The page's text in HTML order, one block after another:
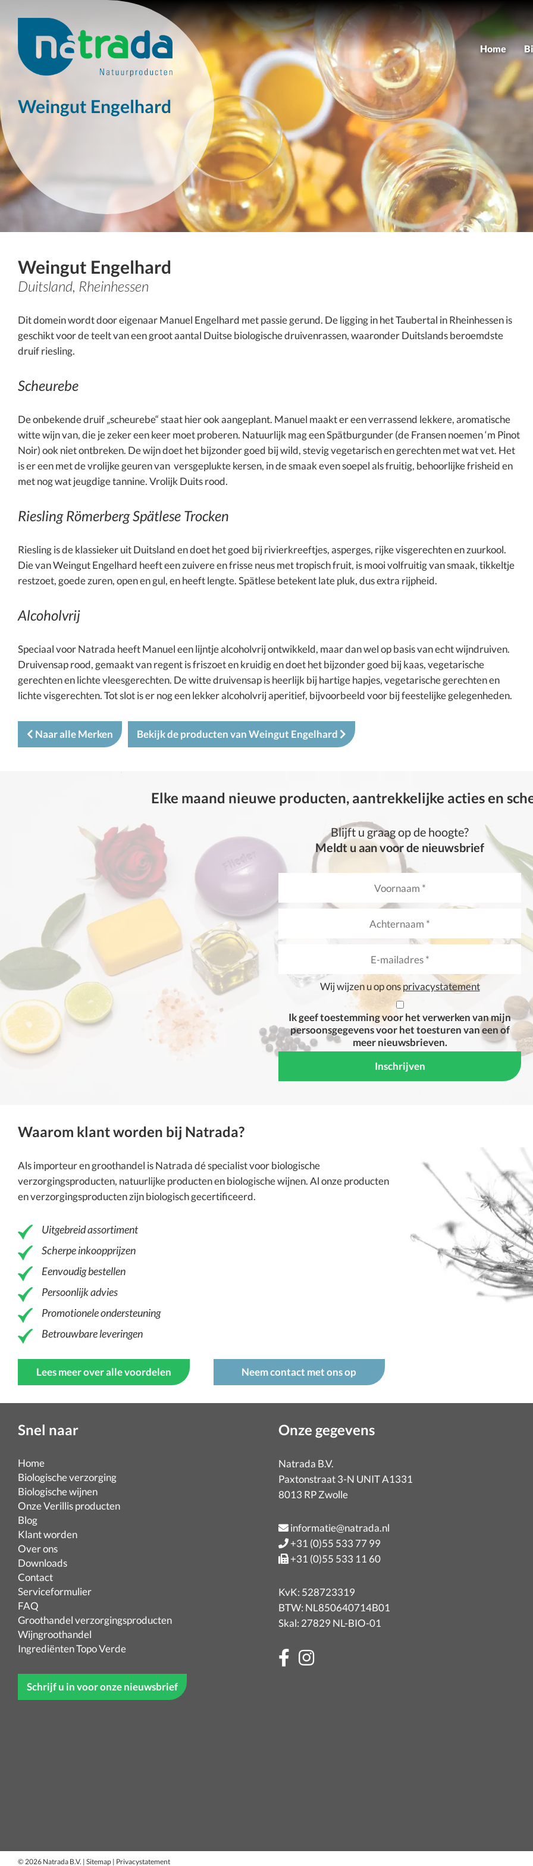
Weingut Engelhard
Home
Weingut Engelhard
Duitsland, Rheinhessen
Dit domein wordt door eigenaar Manuel Engelhard met passie gerund. De ligging in het Taubertal in Rheinhessen is
geschikt voor de teelt van een groot aantal Duitse biologische druivenrassen, waaronder Duitslands beroemdste
druif riesling.
Scheurebe
De onbekende druif „scheurebe“ staat hier ook aangeplant. Manuel maakt er een verrassend lekkere, aromatische
witte wijn van, die je zeker een keer moet proberen. Natuurlijk mag een Spätburgunder (de Fransen noemen ‘m Pinot
Noir) ook niet ontbreken. De wijn doet het bijzonder goed bij wild, stevig vegetarisch en gerechten met wat vet. Het
is er een met de vrolijke geuren van versgeplukte kersen, in de smaak even soepel als fruitig, behoorlijke frisheid en
met nog wat jeugdige tannine. Vrolijk Duits rood.
Riesling Römerberg Spätlese Trocken
Riesling is de klassieker uit Duitsland en doet het goed bij rivierkreeftjes, asperges, rijke visgerechten en zuurkool.
Die van Weingut Engelhard heeft een zuivere en frisse neus met tropisch fruit, is mooi volfruitig van smaak, tikkeltje
restzoet, goede zuren, open en gul, en heeft lengte. Spätlese betekent late pluk, dus extra rijpheid.
Alcoholvrij
Speciaal voor Natrada heeft Manuel een lijntje alcoholvrij ontwikkeld, maar dan wel op basis van echt wijndruiven.
Druivensap rood, gemaakt van regent is friszoet en kruidig en doet het bijzonder goed bij kaas, vegetarische
gerechten en lichte vleesgerechten. De witte druivensap is heerlijk bij hartige hapjes, vegetarische gerechten en
lichte visgerechten. Tot slot is er nog een lekker alcoholvrij aperitief, bijvoorbeeld voor bij feestelijke gelegenheden.
Naar alle Merken Bekijk de producten van Weingut Engelhard
Elke maand nieuwe producten, aantrekkelijke acties en
Blijft u graag op de hoogte?
Meldt u aan voor de nieuwsbrief
Wij wijzen u op onsprivacystatement
Ik geef toestemming voor het verwerken van mijn
persoonsgegevens voor het toesturen van een of
meer nieuwsbrieven.
Waarom klant worden bij Natrada?
Als importeur en groothandel isNatradadé specialist voorbiologische
verzorgingsproducten, natuurlijke producten enbiologische wijnen. Al onze producten
en verzorgingsproducten zijn biologisch gecertificeerd.
Uitgebreid assortiment
Scherpe inkoopprijzen
Eenvoudig bestellen
Persoonlijk advies
Promotionele ondersteuning
Betrouwbare leveringen
Lees meer over alle voordelen Neem contact met ons op
Snel naar
Home
Biologische verzorging
Biologische wijnen
Onze Verillis producten
Blog
Klant worden
Over ons
Downloads
Contact
Serviceformulier
FAQ
Groothandel verzorgingsproducten
Wijngroothandel
Ingrediënten Topo Verde
Schrijf u in voor onze nieuwsbrief
Onze gegevens
Natrada B.V.
Paxtonstraat 3-N UNIT A1331
8013 RP Zwolle
informatie@natrada.nl
+31 (0)55 533 77 99
+31 (0)55 533 11 60
KvK: 528723319
BTW: NL850640714B01
Skal: 27829 NL-BIO-01
© 2026 Natrada B.V. | Sitemap | Privacystatement